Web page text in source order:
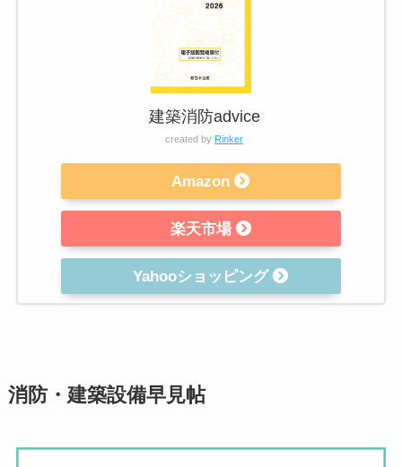
建築消防advice
created by Rinker
Amazon
楽天市場
Yahooショッピング
消防・建築設備早見帖